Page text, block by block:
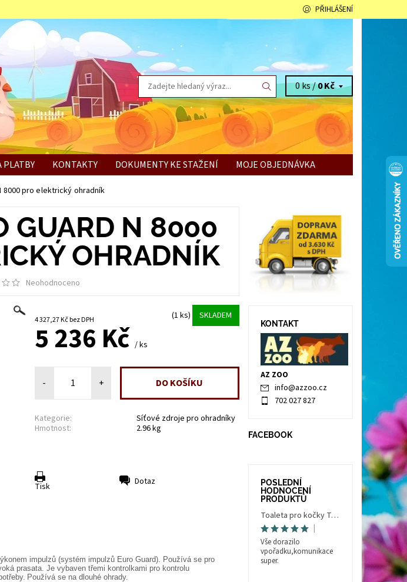
PŘIHLÁŠENÍ
0 ks /0 Kč
PLATBY KONTAKTY DOKUMENTY KE STAŽENÍ
MOJE OBJEDNÁVKA
8000 pro elektrický ohradník
GUARD N 8000
OHRADNÍK
Neohodnoceno
4 327,27 Kč bez DPH (1 ks) SKLADEM
5 236 Kč/ ks
- +
Kategorie:
Síťové zdroje pro ohradníky
Hmotnost:
2.96 kg
Tisk Dotaz
impulzů (systém impulzů Euro Guard). Používá se pro
prasata. Je vybaven třemi kontrolkami pro kontrolu
Používá se na dlouhé ohrady.
KONTAKT
AZ ZOO
info@azzoo.cz
702 027 827
FACEBOOK
POSLEDNÍ
HODNOCENÍ
PRODUKTŮ
Toaleta pro kočky Trés Chic Indoor Filter, krytá - kočičí WC s filtrem, holubí šedá/bílá
|
Vše dorazilo
vpořadku,komunikace
super.